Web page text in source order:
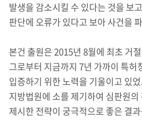
발생을 감소시킬 수 있다는 것을 보
판단에 오류가 있다고 보아 사건을
본건 출원은 2015년 8월에 최초 거
그로부터 지금까지 7년 가까이 특
입증하기 위한 노력을 기울이고 있
지방법원에 소를 제기하여 심판원
제시한 전략이 궁극적으로 좋은 결